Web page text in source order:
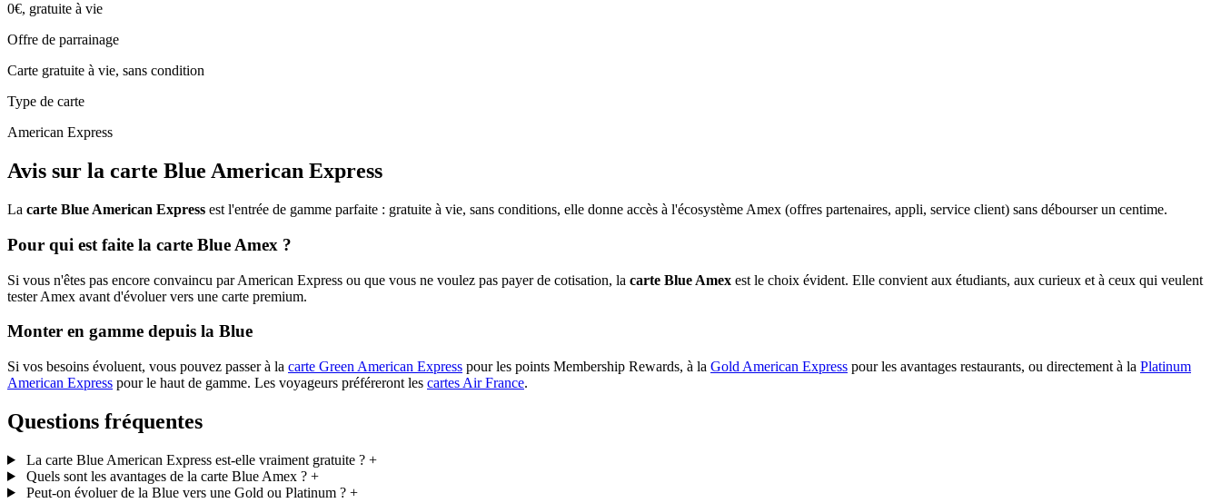
0€, gratuite à vie
Offre de parrainage
Carte gratuite à vie, sans condition
Type de carte
American Express
Avis sur la carte Blue American Express
La carte Blue American Express est l'entrée de gamme parfaite : gratuite à vie, sans conditions, elle donne accès à l'écosystème Amex (offres partenaires, appli, service client) sans débourser un centime.
Pour qui est faite la carte Blue Amex ?
Si vous n'êtes pas encore convaincu par American Express ou que vous ne voulez pas payer de cotisation, la carte Blue Amex est le choix évident. Elle convient aux étudiants, aux curieux et à ceux qui veulent
tester Amex avant d'évoluer vers une carte premium.
Monter en gamme depuis la Blue
Si vos besoins évoluent, vous pouvez passer à la carte Green American Express pour les points Membership Rewards, à la Gold American Express pour les avantages restaurants, ou directement à la Platinum
American Express pour le haut de gamme. Les voyageurs préféreront les cartes Air France.
Questions fréquentes
La carte Blue American Express est-elle vraiment gratuite ? +
Quels sont les avantages de la carte Blue Amex ? +
Peut-on évoluer de la Blue vers une Gold ou Platinum ? +